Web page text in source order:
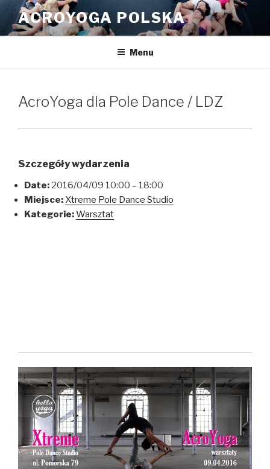
Przeskocz
treści
ACROYOGA POLSKA
Menu
AcroYoga dla Pole Dance / LDZ
Szczegóły wydarzenia
Date: 2016/04/09 10:00 – 18:00
Miejsce: Xtreme Pole Dance Studio
Kategorie:Warsztat